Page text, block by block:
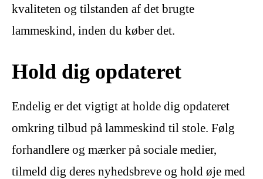
kvaliteten og tilstanden af det brugte
lammeskind, inden du køber det.
Hold dig opdateret
Endelig er det vigtigt at holde dig opdateret
omkring tilbud på lammeskind til stole. Følg
forhandlere og mærker på sociale medier,
tilmeld dig deres nyhedsbreve og hold øje med